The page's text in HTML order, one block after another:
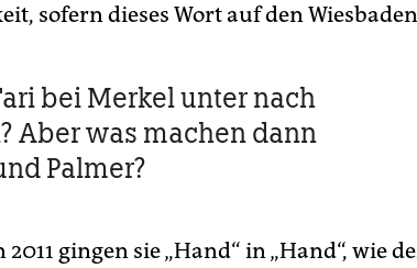
sofern dieses Wort auf den
bei Merkel unter nach
Aber was machen dann
Palmer?
2011 gingen sie „Hand“ in „Hand“, wie